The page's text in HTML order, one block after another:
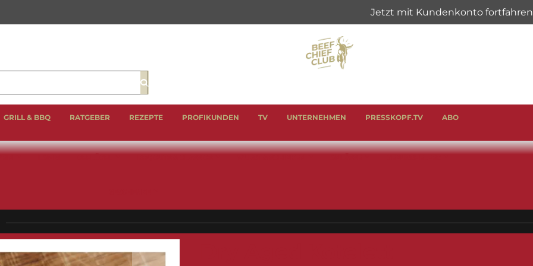
Suche
GRILL & BBQ RATGEBER REZEPTE PROFIKUNDEN TV UNTERNEHMEN PRESSKOPF.TV ABO